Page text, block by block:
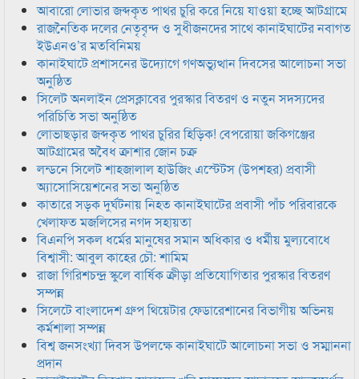
আবারো লোভার জব্দকৃত পাথর চুরি করে নিয়ে যাওয়া হচ্ছে আটগ্রামে
রাজনৈতিক দলের নেতৃবৃন্দ ও সুধীজনদের সাথে কানাইঘাটের নবাগত
ইউএনও’র মতবিনিময়
কানাইঘাটে প্রশাসনের উদ্যোগে গণঅভ্যুত্থান দিবসের আলোচনা সভা
অনুষ্ঠিত
সিলেট অনলাইন প্রেসক্লাবের পুরস্কার বিতরণ ও নতুন সদস্যদের
পরিচিতি সভা অনুষ্ঠিত
লোভাছড়ার জব্দকৃত পাথর চুরির হিড়িক! বেপরোয়া জকিগঞ্জের
আটগ্রামের অবৈধ ক্রাশার জোন চক্র
লন্ডনে সিলেট শাহজালাল হাউজিং এস্টেটস (উপশহর) প্রবাসী
অ্যাসোসিয়েশনের সভা অনুষ্ঠিত
কাতারে সড়ক দুর্ঘটনায় নিহত কানাইঘাটের প্রবাসী পাঁচ পরিবারকে
খেলাফত মজলিসের নগদ সহায়তা
বিএনপি সকল ধর্মের মানুষের সমান অধিকার ও ধর্মীয় মুল্যবোধে
বিশ্বাসী: আবুল কাহের চৌ: শামিম
রাজা গিরিশচন্দ্র স্কুলে বার্ষিক ক্রীড়া প্রতিযোগিতার পুরস্কার বিতরণ
সম্পন্ন
সিলেটে বাংলাদেশ গ্রুপ থিয়েটার ফেডারেশানের বিভাগীয় অভিনয়
কর্মশালা সম্পন্ন
বিশ্ব জনসংখ্যা দিবস উপলক্ষে কানাইঘাটে আলোচনা সভা ও সম্মাননা
প্রদান